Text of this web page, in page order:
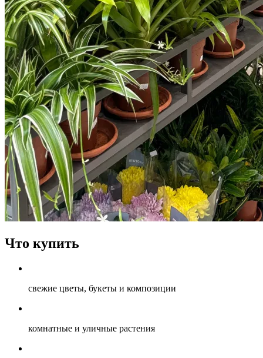
Что купить
свежие цветы, букеты и композиции
комнатные и уличные растения